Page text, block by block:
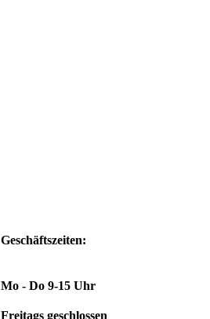
Geschäftszeiten:
Mo - Do 9-15 Uhr
Freitags geschlossen